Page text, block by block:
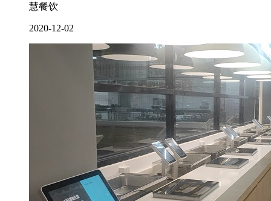
慧餐饮
2020-12-02